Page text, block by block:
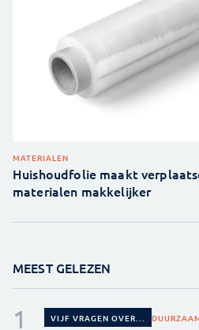
MATERIALEN
Huishoudfolie maakt
materialen makkelijker
MEEST GELEZEN
VIJF VRAGEN OVER...